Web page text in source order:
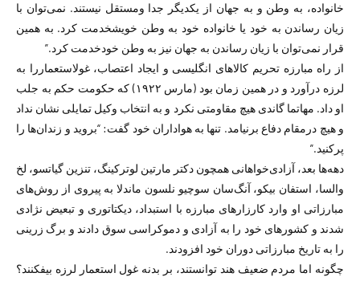
خانواده، به وطن و به جهان از یکدیگر جدا ومستقل نیستند. نمی‌توان با
زیان رساندن به خود یا خانواده خود به وطن خویشخدمت کرد. به همین
قرار نمی‌توان با زیان رساندن به جهان نیز به وطن خودخدمت کرد.”
از راه مبارزه تحریم کالاهای انگلیسی و ایجاد اعتصاب، غولاستعماررا به
لرزه درآورد و در همین زمان بود (مارس ۱۹۲۲) که حکومت حکم به جلب
او داد. مهاتما گاندی هیچ مقاومتی نکرد و به انتخاب وکیل تمایلی نشان نداد
و هیچ درمقام دفاع برنیامد. تنها به هواداران خود گفت: “بروید و زندان‌ها را
پرکنید.”
دهه‌ها بعد، آزادی‌خواهانی همچون دکتر مارتین لوترکینگ، تنزین گیاتسو، لخ
والسا، استفان بیکو، آنگ‌سان سوچیو نلسون ماندلا به پیروی از روش‌های
مبارزاتی او وارد کارزارهای مبارزه با استبداد، دیکتاتوری و تبعیض نژادی
شدند و کشورهای خود را به آزادی و دموکراسی سوق دادند و برگ زرینی
را به تاریخ مبارزاتی دوران خود افزودند.
چگونه اما مردم ضعیف هند توانستند، بر بدنه غول استعمار لرزه بیفکنند؟